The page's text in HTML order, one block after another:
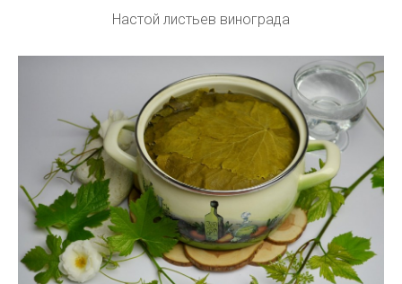
Настой листьев винограда